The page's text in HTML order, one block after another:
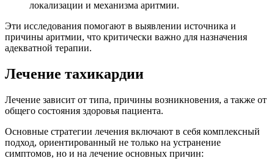
локализации и механизма аритмии.
Эти исследования помогают в выявлении источника и
причины аритмии, что критически важно для назначения
адекватной терапии.
Лечение тахикардии
Лечение зависит от типа, причины возникновения, а также от
общего состояния здоровья пациента.
Основные стратегии лечения включают в себя комплексный
подход, ориентированный не только на устранение
симптомов, но и на лечение основных причин: